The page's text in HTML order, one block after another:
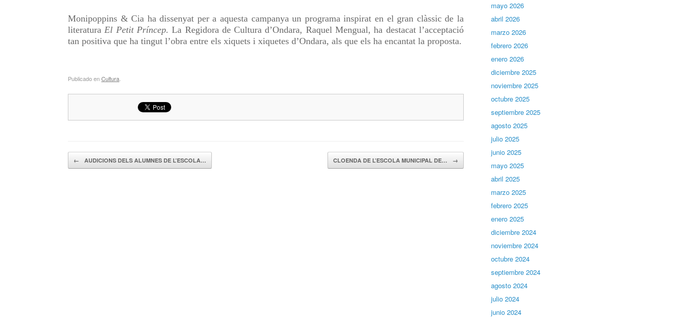
Monipoppins & Cia ha dissenyat per a aquesta campanya un programa inspirat en el gran clàssic de la
literaturaEl Petit Príncep.La Regidora de Cultura d’Ondara, Raquel Mengual, ha destacat l’acceptació
tan positiva que ha tingut l’obra entre els xiquets i xiquetes d’Ondara, als que els ha encantat la proposta.
Publicado enCultura
Navegador de artículos
← AUDICIONS DELS ALUMNES DE L’ESCOLA… CLOENDA DE L’ESCOLA MUNICIPAL DE… →
mayo 2026
abril 2026
marzo 2026
febrero 2026
enero 2026
diciembre 2025
noviembre 2025
octubre 2025
septiembre 2025
agosto 2025
julio 2025
junio 2025
mayo 2025
abril 2025
marzo 2025
febrero 2025
enero 2025
diciembre 2024
noviembre 2024
octubre 2024
septiembre 2024
agosto 2024
julio 2024
junio 2024